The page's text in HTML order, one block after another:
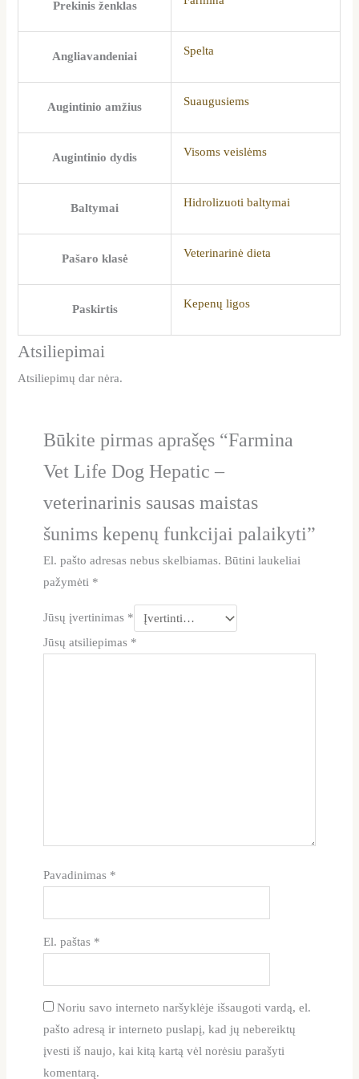
Prekinis ženklas
Angliavandeniai Spelta
Augintinio amžius Suaugusiems
Augintinio dydis Visoms veislėms
Baltymai Hidrolizuoti baltymai
Pašaro klasė Veterinarinė dieta
Paskirtis Kepenų ligos
Atsiliepimai
Atsiliepimų dar nėra.
Būkite pirmas aprašęs “Farmina
Vet Life Dog Hepatic –
veterinarinis sausas maistas
šunims kepenų funkcijai palaikyti”
El. pašto adresas nebus skelbiamas. Būtini laukeliai
pažymėti *
Jūsų įvertinimas *
Jūsų atsiliepimas *
Pavadinimas *
El. paštas *
Noriu savo interneto naršyklėje išsaugoti vardą, el.
pašto adresą ir interneto puslapį, kad jų nebereiktų
įvesti iš naujo, kai kitą kartą vėl norėsiu parašyti
komentarą.